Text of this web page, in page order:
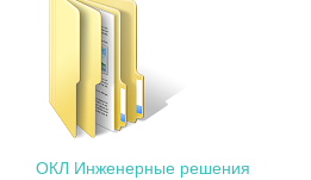
ОКЛ Инженерные решения